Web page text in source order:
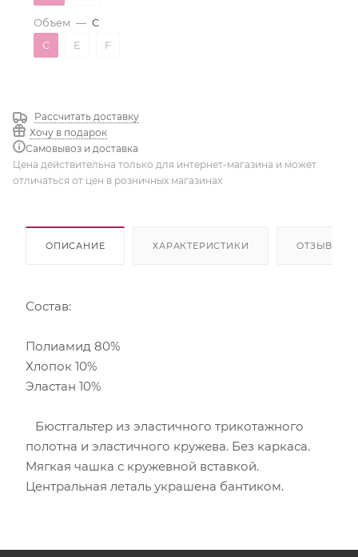
Объем — C
C
E F
Рассчитать доставку
Хочу в подарок
Самовывоз и доставка
Цена действительна только для интернет-магазина и может
отличаться от цен в розничных магазинах
ОПИСАНИЕ ХАРАКТЕРИСТИКИ ОТЗЫВЫ
Состав:
Полиамид 80%
Хлопок 10%
Эластан 10%
Бюстгальтер из эластичного трикотажного
полотна и эластичного кружева. Без каркаса.
Мягкая чашка с кружевной вставкой.
Центральная леталь украшена бантиком.